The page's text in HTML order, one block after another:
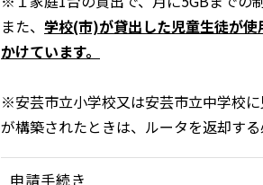
また、 学校(市)が貸出した児童生徒が
かけています。
※安芸市立小学校又は安芸市立中学校
が構築されたときは、ルータを返却する
申請手続き